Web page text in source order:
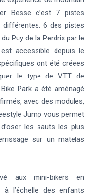
Besse c’est 7 pistes
différentes. 6 des pistes
Puy de la Perdrix par le
accessible depuis le
ont été créées
le type de VTT de
Park a été aménagé
avec des modules,
Jump vous permet
les sauts les plus
sur un matelas
aux mini-bikers en
à l’échelle des enfants